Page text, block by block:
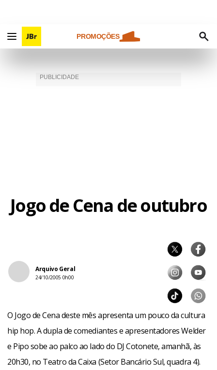
PROMOÇÕES
Jogo de Cena de outubro
Arquivo Geral
24/10/2005 0h00
O Jogo de Cena deste mês apresenta um pouco da cultura
hip hop. A dupla de comediantes e apresentadores Welder
e Pipo sobe ao palco ao lado do DJ Cotonete, amanhã, às
20h30, no Teatro da Caixa (Setor Bancário Sul, quadra 4).